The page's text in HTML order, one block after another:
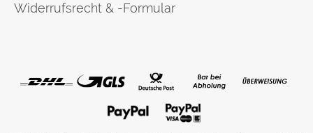
Widerrufsrecht & -Formular